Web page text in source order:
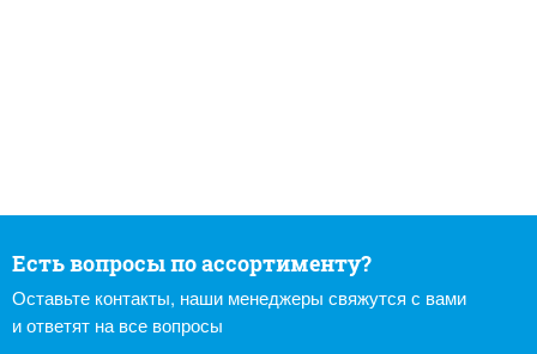
Есть вопросы по ассортименту?
Оставьте контакты, наши менеджеры свяжутся с вами
и ответят на все вопросы